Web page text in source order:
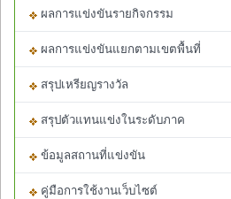
ผลการแข่งขันรายกิจกรรม
ผลการแข่งขันแยกตามเขตพื้นที่
สรุปเหรียญรางวัล
สรุปตัวแทนแข่งในระดับภาค
ข้อมูลสถานที่แข่งขัน
คู่มือการใช้งานเว็บไซต์